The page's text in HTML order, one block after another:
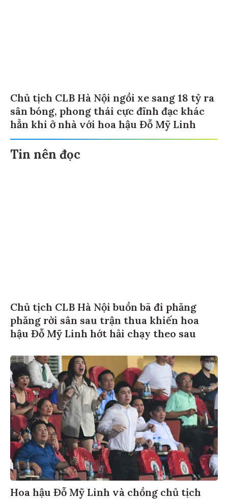
Chủ tịch CLB Hà Nội ngồi xe sang 18 tỷ ra
sân bóng, phong thái cực đĩnh đạc khác
hẳn khi ở nhà với hoa hậu Đỗ Mỹ Linh
Tin nên đọc
Chủ tịch CLB Hà Nội buồn bã đi phăng
phăng rời sân sau trận thua khiến hoa
hậu Đỗ Mỹ Linh hớt hải chạy theo sau
Hoa hậu Đỗ Mỹ Linh và chồng chủ tịch